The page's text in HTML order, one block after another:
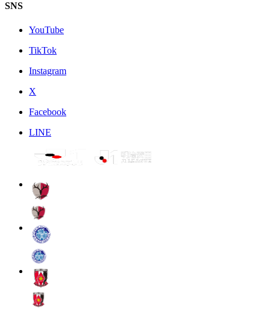
SNS
YouTube
TikTok
Instagram
X
Facebook
LINE